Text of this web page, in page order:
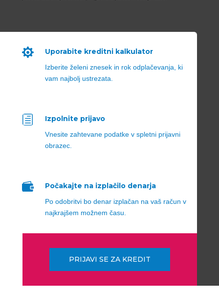
 Uporabite kreditni kalkulator
Izberite želeni znesek in rok odplačevanja, ki
vam najbolj ustrezata.
h Izpolnite prijavo
Vnesite zahtevane podatke v spletni prijavni
obrazec.
 Počakajte na izplačilo denarja
Po odobritvi bo denar izplačan na vaš račun v
najkrajšem možnem času.
PRIJAVI SE ZA KREDIT